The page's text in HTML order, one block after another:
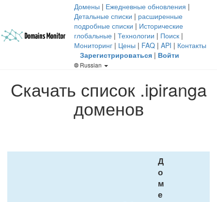
Домены | Ежедневные обновления |
Детальные списки | расширенные
подробные списки | Исторические
глобальные | Технологии | Поиск |
Мониторинг | Цены | FAQ | API | Контакты
Зарегистрироваться | Войти
Russian
Скачать список .ipiranga
доменов
Д
о
м
е